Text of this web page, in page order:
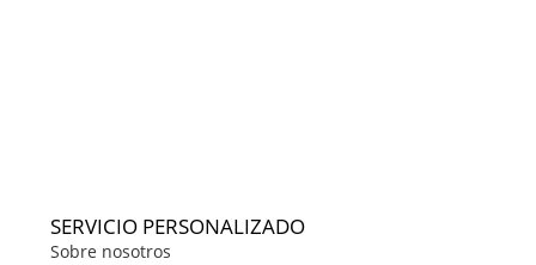
SERVICIO PERSONALIZADO
Sobre nosotros